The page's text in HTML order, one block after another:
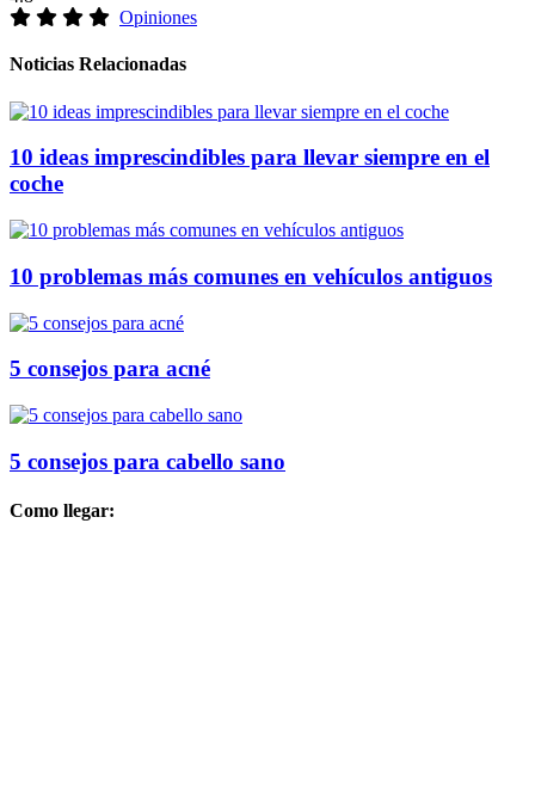
Opiniones
Noticias Relacionadas
10 ideas imprescindibles para llevar siempre en el
coche
10 problemas más comunes en vehículos antiguos
5 consejos para acné
5 consejos para cabello sano
Como llegar: